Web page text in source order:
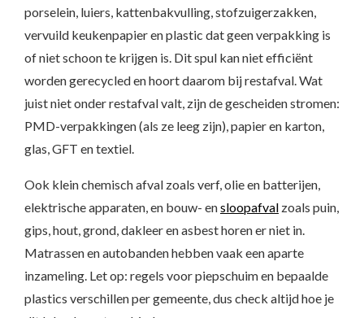
porselein, luiers, kattenbakvulling, stofzuigerzakken,
vervuild keukenpapier en plastic dat geen verpakking is
of niet schoon te krijgen is. Dit spul kan niet efficiënt
worden gerecycled en hoort daarom bij restafval. Wat
juist niet onder restafval valt, zijn de gescheiden stromen:
PMD-verpakkingen (als ze leeg zijn), papier en karton,
glas, GFT en textiel.
Ook klein chemisch afval zoals verf, olie en batterijen,
elektrische apparaten, en bouw- ensloopafval zoals puin,
gips, hout, grond, dakleer en asbest horen er niet in.
Matrassen en autobanden hebben vaak een aparte
inzameling. Let op: regels voor piepschuim en bepaalde
plastics verschillen per gemeente, dus check altijd hoe je